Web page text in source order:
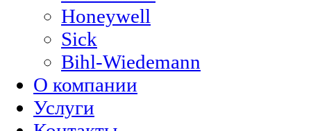
Honeywell
Sick
Bihl-Wiedemann
О компании
Услуги